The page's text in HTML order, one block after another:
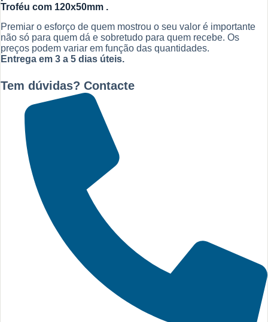
Troféu com 120x50mm .
Premiar o esforço de quem mostrou o seu valor é importante
não só para quem dá e sobretudo para quem recebe. Os
preços podem variar em função das quantidades.
Entrega em 3 a 5 dias úteis.
Tem dúvidas? Contacte